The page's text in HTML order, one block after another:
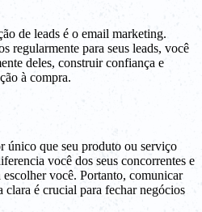
de leads é o email marketing.
regularmente para seus leads, você
deles, construir confiança e
à compra.
único que seu produto ou serviço
você dos seus concorrentes e
escolher você. Portanto, comunicar
clara é crucial para fechar negócios